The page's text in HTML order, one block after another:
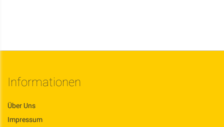
Informationen
Über Uns
Impressum